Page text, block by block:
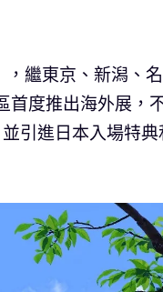
繼東京、新潟、
首度推出海外展，
引進日本入場特典